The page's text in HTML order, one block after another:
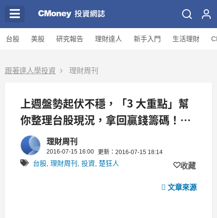
台股 美股 研究報告 理財達人 新手入門 生活理財
跟著達人學投資 理財周刊
上週盤勢起伏不穩，「3 大重點」幫
你整理台股現況，拿回贏錢籌碼！一
定要記下來....
理財周刊
2016-07-15 16:00 更新：2016-07-15 18:14
台股 理財周刊 投資 楚狂人 收藏
文章來源